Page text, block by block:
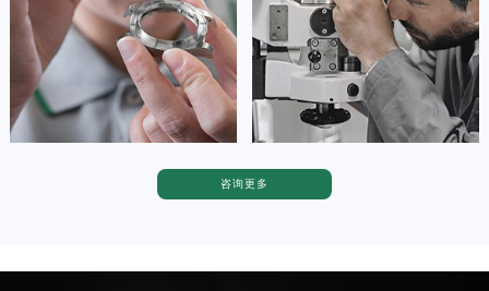
 天津劳力士维修  上海劳力士维修
卡罗琳·卡桑德拉 辛迪·克莱门特
咨询更多